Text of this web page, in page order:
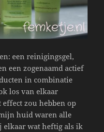
een reinigingsgel,
een zogenaamd actief
in combinatie
los van elkaar
zou hebben op
huid waren alle
elkaar wat heftig als ik